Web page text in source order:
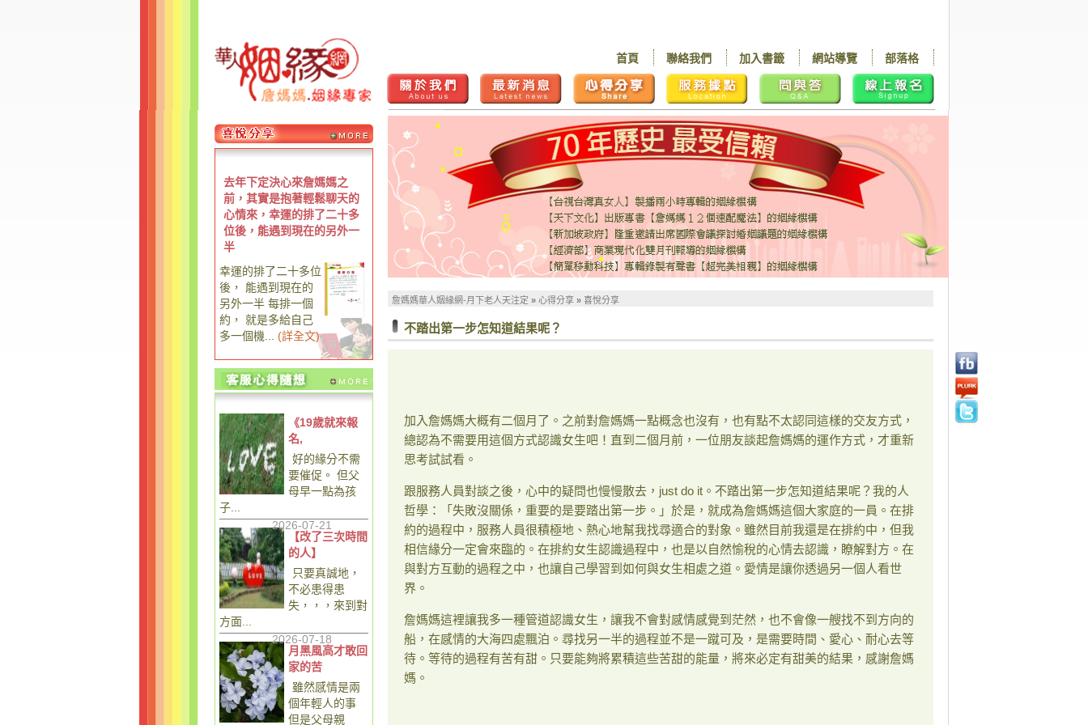
部落格
網站導覽
加入書籤
聯絡我們
首頁
去年下定決心來詹媽媽之
前，其實是抱著輕鬆聊天的
心情來，幸運的排了二十多
位後，能遇到現在的另外一
半
幸運的排了二十多位
後， 能遇到現在的
另外一半 每排一個
約， 就是多給自己
多一個機...
(詳全文)
《19歲就來報
名,
好的緣分不需
要催促。 但父
母早一點為孩
子...
2026-07-21
【改了三次時間
的人】
只要真誠地，
不必患得患
失，，，來到對
方面...
2026-07-18
月黑風高才敢回
家的苦
雖然感情是兩
個年輕人的事
但是父母親
詹媽媽華人姻緣網-月下老人天注定 » 心得分享 » 喜悅分享
不踏出第一步怎知道結果呢？
加入詹媽媽大概有二個月了。之前對詹媽媽一點概念也沒有，也有點不太認同這樣的交友方式，
總認為不需要用這個方式認識女生吧！直到二個月前，一位朋友談起詹媽媽的運作方式，才重新
思考試試看。
跟服務人員對談之後，心中的疑問也慢慢散去，just do it。不踏出第一步怎知道結果呢？我的人
哲學：「失敗沒關係，重要的是要踏出第一步。」於是，就成為詹媽媽這個大家庭的一員。在排
約的過程中，服務人員很積極地、熱心地幫我找尋適合的對象。雖然目前我還是在排約中，但我
相信緣分一定會來臨的。在排約女生認識過程中，也是以自然愉稅的心情去認識，瞭解對方。在
與對方互動的過程之中，也讓自己學習到如何與女生相處之道。愛情是讓你透過另一個人看世
界。
詹媽媽這裡讓我多一種管道認識女生，讓我不會對感情感覺到茫然，也不會像一艘找不到方向的
船，在感情的大海四處飄泊。尋找另一半的過程並不是一蹴可及，是需要時間、愛心、耐心去等
待。等待的過程有苦有甜。只要能夠將累積這些苦甜的能量，將來必定有甜美的結果，感謝詹媽
媽。